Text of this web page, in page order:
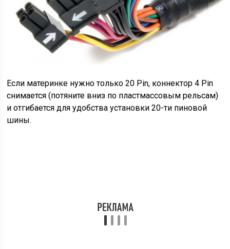
Если материнке нужно только 20 Pin, коннектор 4 Pin
снимается (потяните вниз по пластмассовым рельсам)
и отгибается для удобства установки 20-ти пиновой
шины.